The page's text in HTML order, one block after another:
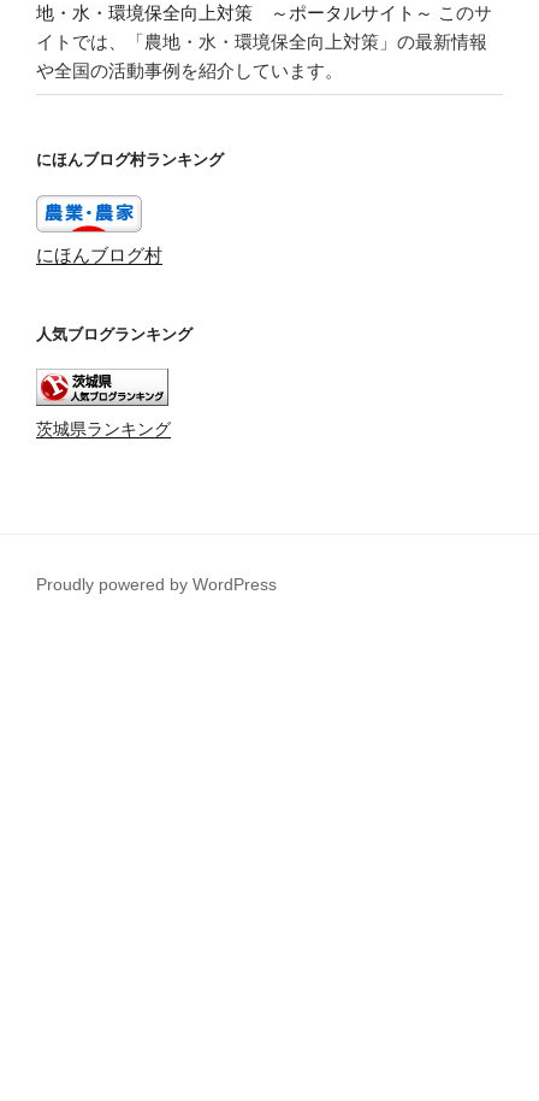
地・水・環境保全向上対策 ～ポータルサイト～ このサ
イトでは、「農地・水・環境保全向上対策」の最新情報
や全国の活動事例を紹介しています。
にほんブログ村ランキング
にほんブログ村
人気ブログランキング
茨城県ランキング
Proudly powered by WordPress